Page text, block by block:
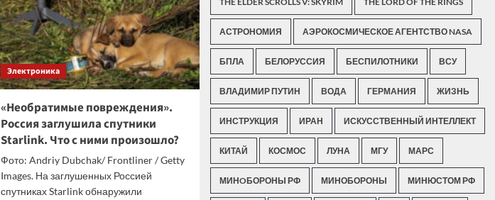
минимум
в
конце
2027
года
Электроника
«Необратимые повреждения».
Россия заглушила спутники
Starlink. Что с ними произошло?
Фото: Andriy Dubchak/ Frontliner / Getty
Images. На заглушенных Россией
спутниках Starlink обнаружили
АСТРОНОМИЯ АЭРОКОСМИЧЕСКОЕ АГЕНТСТВО NASA
БПЛА БЕЛОРУССИЯ БЕСПИЛОТНИКИ ВСУ
ВЛАДИМИР ПУТИН ВОДА ГЕРМАНИЯ ЖИЗНЬ
ИНСТРУКЦИЯ ИРАН ИСКУССТВЕННЫЙ ИНТЕЛЛЕКТ
КИТАЙ КОСМОС ЛУНА МГУ МАРС
МИНOБОРОНЫ РФ МИНОБОРОНЫ МИНЮСТОМ РФ